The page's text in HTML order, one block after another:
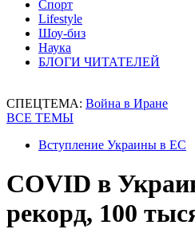
Спорт
Lifestyle
Шоу-биз
Наука
БЛОГИ ЧИТАТЕЛЕЙ
СПЕЦТЕМА: Война в Иране
ВСЕ ТЕМЫ
Вступление Украины в ЕС
COVID в
рекорд, 100